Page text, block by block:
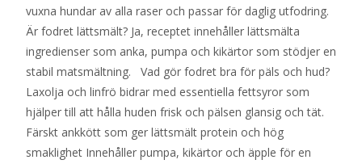
vuxna hundar av alla raser och passar för daglig utfodring.
Är fodret lättsmält? Ja, receptet innehåller lättsmälta
ingredienser som anka, pumpa och kikärtor som stödjer en
stabil matsmältning. Vad gör fodret bra för päls och hud?
Laxolja och linfrö bidrar med essentiella fettsyror som
hjälper till att hålla huden frisk och pälsen glansig och tät.
Färskt ankkött som ger lättsmält protein och hög
smaklighet Innehåller pumpa, kikärtor och äpple för en